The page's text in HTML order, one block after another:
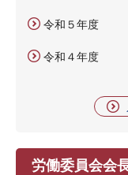
令和５年度
令和４年度
労働委員会会